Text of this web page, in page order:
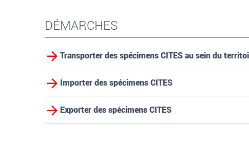
DÉMARCHES
Transporter des spécimens CITES au sein du
Importer des spécimens CITES
Exporter des spécimens CITES